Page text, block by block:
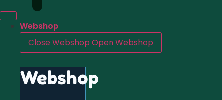
Webshop
Close Webshop Open Webshop
Webshop